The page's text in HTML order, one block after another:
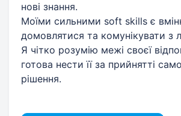
нові знання.
Моїми сильними soft skills є
домовлятися та комунікувати з
Я чітко розумію межі своєї
готова нести її за прийнятті
рішення.